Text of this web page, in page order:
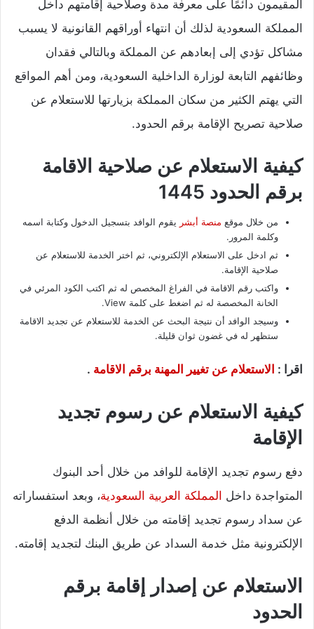
المقيمون دائمًا على معرفة مدة وصلاحية إقامتهم داخل
المملكة السعودية لذلك أن انتهاء أوراقهم القانونية لا يسبب
مشاكل تؤدي إلى إبعادهم عن المملكة وبالتالي فقدان
وظائفهم التابعة لوزارة الداخلية السعودية، ومن أهم المواقع
التي يهتم الكثير من سكان المملكة بزيارتها للاستعلام عن
صلاحية تصريح الإقامة برقم الحدود.
كيفية الاستعلام عن صلاحية الاقامة
برقم الحدود 1445
من خلال موقع منصة أبشر يقوم الوافد بتسجيل الدخول وكتابة اسمه
وكلمة المرور.
ثم ادخل على الاستعلام الإلكتروني، ثم اختر الخدمة للاستعلام عن
صلاحية الإقامة.
واكتب رقم الاقامة في الفراغ المخصص له ثم اكتب الكود المرئي في
الخانة المخصصة له ثم اضغط على كلمة View.
وسيجد الوافد أن نتيجة البحث عن الخدمة للاستعلام عن تجديد الاقامة
ستظهر له في غضون ثوان قليلة.
اقرا : الاستعلام عن تغيير المهنة برقم الاقامة .
كيفية الاستعلام عن رسوم تجديد
الإقامة
دفع رسوم تجديد الإقامة للوافد من خلال أحد البنوك
المتواجدة داخل المملكة العربية السعودية، وبعد استفساراته
عن سداد رسوم تجديد إقامته من خلال أنظمة الدفع
الإلكترونية مثل خدمة السداد عن طريق البنك لتجديد إقامته.
الاستعلام عن إصدار إقامة برقم
الحدود